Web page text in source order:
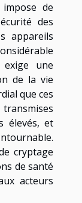
de
des
appareils
exige une
de la vie
que ces
élevés, et
cryptage
de santé
acteurs